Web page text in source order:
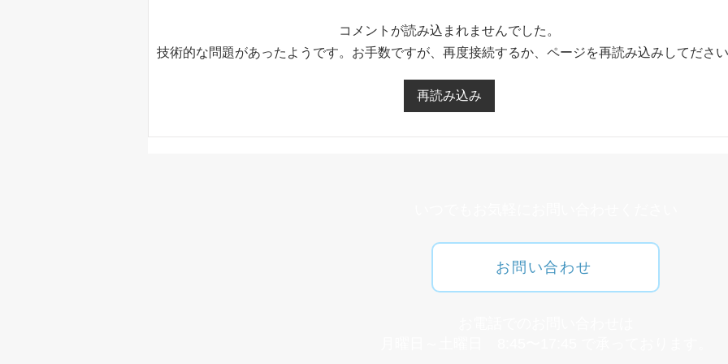
ん
ヘ
コメントが読み込まれませんでした。
技術的な問題があったようです。お手数ですが、再度接続するか、ページを再読み込みしてださい
再読み込み
お問い合わせ